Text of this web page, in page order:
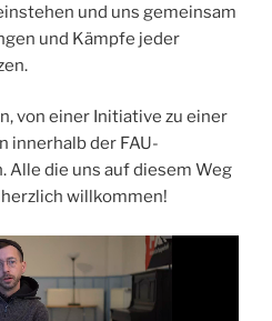
und uns gemeinsam
und Kämpfe jeder
von einer Initiative zu einer
innerhalb der FAU-
Alle die uns auf diesem Weg
willkommen!